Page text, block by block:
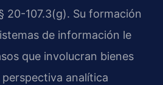
20-107.3(g). Su formación
de información le
que involucran bienes
analítica